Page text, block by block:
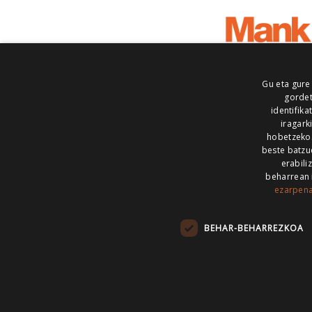
ALEA
MAILOPE NOAUA
Gu eta
hobetzeko.
beste
BEHAR-BEHARREZKOA